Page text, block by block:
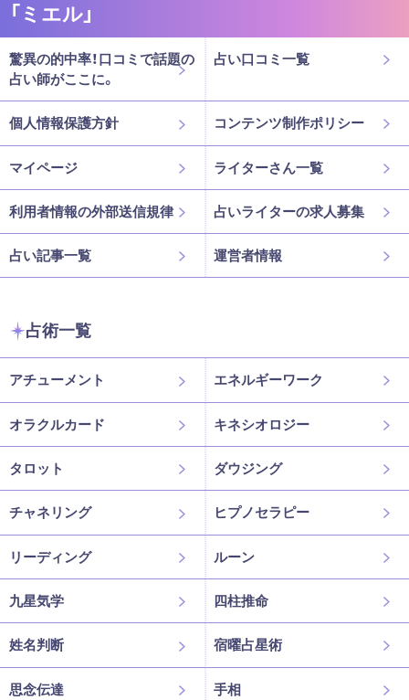
「ミエル」
驚異の的中率！口コミで話題の
占い師がここに。
占い口コミ一覧
個人情報保護方針 コンテンツ制作ポリシー
マイページ ライターさん一覧
利用者情報の外部送信規律 占いライターの求人募集
占い記事一覧 運営者情報
占術一覧
アチューメント エネルギーワーク
オラクルカード キネシオロジー
タロット ダウジング
チャネリング ヒプノセラピー
リーディング ルーン
九星気学 四柱推命
姓名判断 宿曜占星術
思念伝達 手相